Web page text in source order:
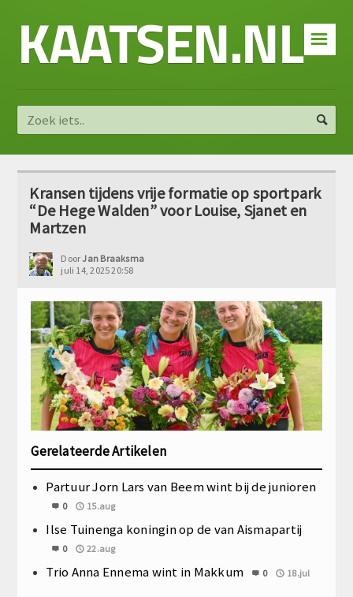
☰
KAATSEN.NL
Kransen tijdens vrije formatie op sportpark
“De Hege Walden” voor Louise, Sjanet en
Martzen
DoorJan Braaksma
juli 14, 2025 20:58
Gerelateerde Artikelen
Partuur Jorn Lars van Beem wint bij de junioren
0 15.aug
Ilse Tuinenga koningin op de van Aismapartij
0 22.aug
Trio Anna Ennema wint in Makkum 0 18.jul